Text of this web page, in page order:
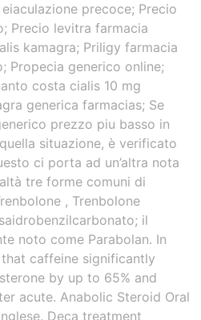
precoce; Precio
Precio levitra farmacia
kamagra; Priligy farmacia
Propecia generico online;
costa cialis 10 mg
generica farmacias; Se
prezzo piu basso in
situazione, è verificato
ci porta ad un’altra nota
tre forme comuni di
, Trenbolone
il
noto come Parabolan. In
caffeine significantly
by up to 65% and
acute. Anabolic Steroid Oral
Deca treatment